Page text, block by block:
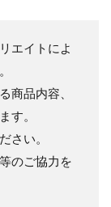
エイトによ
商品内容、
す。
さい。
のご協力を